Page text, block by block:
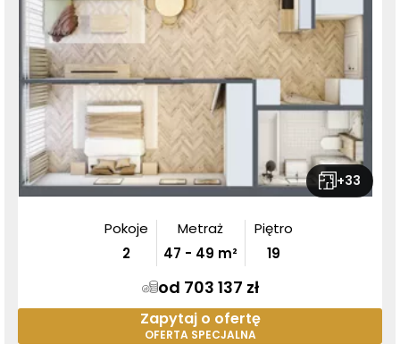
+33
Pokoje
2
Metraż
47 - 49 m²
Piętro
19
od 703 137 zł
Zapytaj o ofertę
OFERTA SPECJALNA